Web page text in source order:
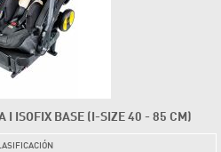
I ISOFIX BASE (I-SIZE 40 - 85 CM)